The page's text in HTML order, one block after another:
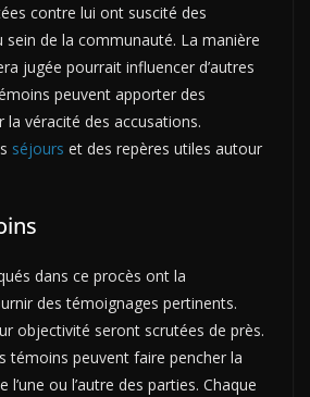
contre lui ont suscité des
sein de la communauté. La manière
jugée pourrait influencer d’autres
peuvent apporter des
la véracité des accusations.
séjours et des repères utiles autour
dans ce procès ont la
des témoignages pertinents.
objectivité seront scrutées de près.
témoins peuvent faire pencher la
l’une ou l’autre des parties. Chaque